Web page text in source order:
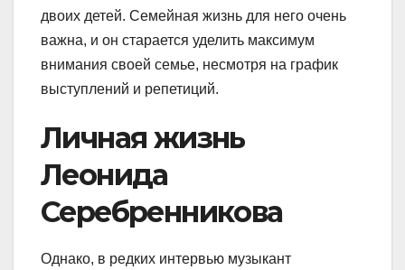
двоих детей. Семейная жизнь для него очень
важна, и он старается уделить максимум
внимания своей семье, несмотря на график
выступлений и репетиций.
Личная жизнь
Леонида
Серебренникова
Однако, в редких интервью музыкант